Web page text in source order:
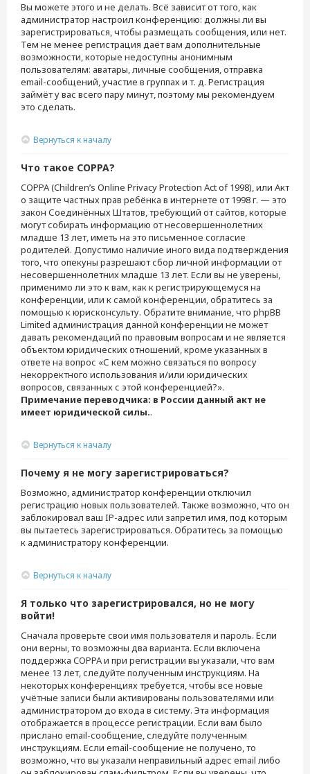
Вы можете этого и не делать. Всё зависит от того, как
администратор настроил конференцию: должны ли вы
зарегистрироваться, чтобы размещать сообщения, или нет.
Тем не менее регистрация даёт вам дополнительные
возможности, которые недоступны анонимным
пользователям: аватары, личные сообщения, отправка
email-сообщений, участие в группах и т. д. Регистрация
займёт у вас всего пару минут, поэтому мы рекомендуем
это сделать.
Вернуться к началу
Что такое COPPA?
COPPA (Children’s Online Privacy Protection Act of 1998), или Акт
о защите частных прав ребёнка в интернете от 1998 г. — это
закон Соединённых Штатов, требующий от сайтов, которые
могут собирать информацию от несовершеннолетних
младше 13 лет, иметь на это письменное согласие
родителей. Допустимо наличие иного вида подтверждения
того, что опекуны разрешают сбор личной информации от
несовершеннолетних младше 13 лет. Если вы не уверены,
применимо ли это к вам, как к регистрирующемуся на
конференции, или к самой конференции, обратитесь за
помощью к юрисконсульту. Обратите внимание, что phpBB
Limited администрация данной конференции не может
давать рекомендаций по правовым вопросам и не является
объектом юридических отношений, кроме указанных в
ответе на вопрос «С кем можно связаться по вопросу
некорректного использования и/или юридических
вопросов, связанных с этой конференцией?».
Примечание переводчика: в России данный акт не
имеет юридической силы..
Вернуться к началу
Почему я не могу зарегистрироваться?
Возможно, администратор конференции отключил
регистрацию новых пользователей. Также возможно, что он
заблокировал ваш IP-адрес или запретил имя, под которым
вы пытаетесь зарегистрироваться. Обратитесь за помощью
к администратору конференции.
Вернуться к началу
Я только что зарегистрировался, но не могу
войти!
Сначала проверьте свои имя пользователя и пароль. Если
они верны, то возможны два варианта. Если включена
поддержка COPPA и при регистрации вы указали, что вам
менее 13 лет, следуйте полученным инструкциям. На
некоторых конференциях требуется, чтобы все новые
учётные записи были активированы пользователями или
администратором до входа в систему. Эта информация
отображается в процессе регистрации. Если вам было
прислано email-сообщение, следуйте полученным
инструкциям. Если email-сообщение не получено, то
возможно, что вы указали неправильный адрес email либо